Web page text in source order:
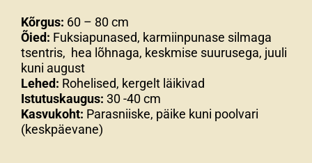
Kõrgus: 60 – 80 cm
Õied: Fuksiapunased, karmiinpunase silmaga
tsentris, hea lõhnaga, keskmise suurusega, juuli
kuni august
Lehed: Rohelised, kergelt läikivad
Istutuskaugus: 30 -40 cm
Kasvukoht: Parasniiske, päike kuni poolvari
(keskpäevane)